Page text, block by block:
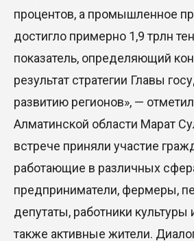
Казахстан сохраняет лидерство
Азии по устойчивости
23 Июл. 2026 15:39
Полный гид: На какую поддержку
Казахстане
23 Июл. 2026 12:48
Аида Балаева высказалась о
посмертного донорства в
процентов, а промышленное
достигло примерно 1,9 трлн
показатель, определяющий
результат стратегии Главы
развитию регионов», —
Алматинской области Марат
встрече приняли участие
работающие в различных
предприниматели, фермеры,
депутаты, работники культуры
также активные жители.